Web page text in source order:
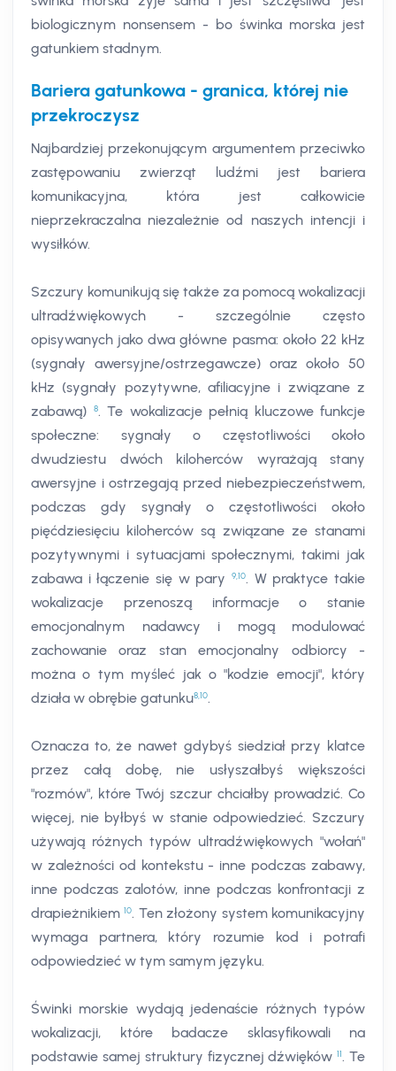
biologicznym nonsensem - bo świnka morska jest
gatunkiem stadnym.
Bariera gatunkowa - granica, której nie
przekroczysz
Najbardziej przekonującym argumentem przeciwko
zastępowaniu zwierząt ludźmi jest bariera
komunikacyjna, która jest całkowicie
nieprzekraczalna niezależnie od naszych intencji i
wysiłków.
Szczury komunikują się także za pomocą wokalizacji
ultradźwiękowych - szczególnie często
opisywanych jako dwa główne pasma: około 22 kHz
(sygnały awersyjne/ostrzegawcze) oraz około 50
kHz (sygnały pozytywne, afiliacyjne i związane z
zabawą)
8. Te wokalizacje pełnią kluczowe funkcje
społeczne: sygnały o częstotliwości około
dwudziestu dwóch kiloherców wyrażają stany
awersyjne i ostrzegają przed niebezpieczeństwem,
podczas gdy sygnały o częstotliwości około
pięćdziesięciu kiloherców są związane ze stanami
pozytywnymi i sytuacjami społecznymi, takimi jak
zabawa i łączenie się w pary
9,10. W praktyce takie
wokalizacje przenoszą informacje o stanie
emocjonalnym nadawcy i mogą modulować
zachowanie oraz stan emocjonalny odbiorcy -
można o tym myśleć jak o "kodzie emocji", który
działa w obrębie gatunku8,10.
Oznacza to, że nawet gdybyś siedział przy klatce
przez całą dobę, nie usłyszałbyś większości
"rozmów", które Twój szczur chciałby prowadzić. Co
więcej, nie byłbyś w stanie odpowiedzieć. Szczury
używają różnych typów ultradźwiękowych "wołań"
w zależności od kontekstu - inne podczas zabawy,
inne podczas zalotów, inne podczas konfrontacji z
drapieżnikiem10. Ten złożony system komunikacyjny
wymaga partnera, który rozumie kod i potrafi
odpowiedzieć w tym samym języku.
Świnki morskie wydają jedenaście różnych typów
wokalizacji, które badacze sklasyfikowali na
podstawie samej struktury fizycznej dźwięków11. Te